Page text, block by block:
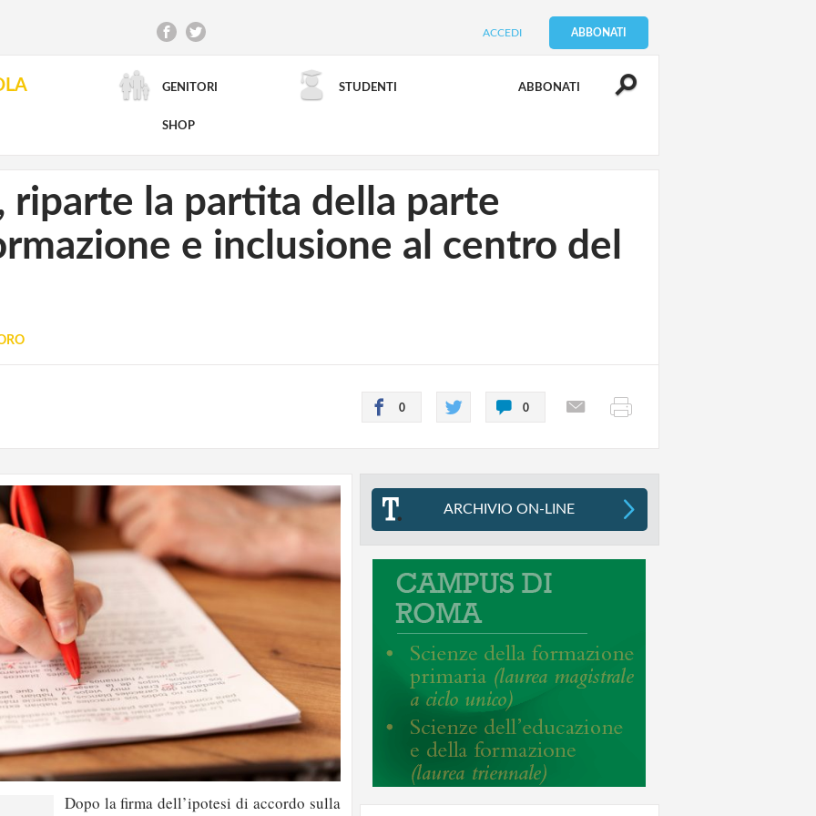
ACCEDI ABBONATI
GENITORI STUDENTI ABBONATI
SHOP
RICERCA AVANZATA
riparte la partita della parte
e inclusione al centro del
0 0
Dopo la firma dell’ipotesi di accordo sulla
ARCHIVIO ON-LINE